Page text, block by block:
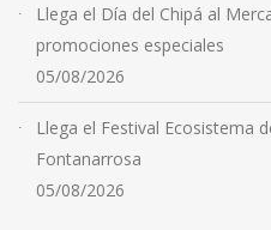
Llega el Día del Chipá al
promociones especiales
05/08/2026
Llega el Festival Ecosistema
Fontanarrosa
05/08/2026